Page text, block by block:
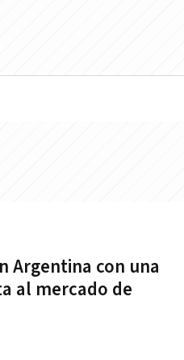
Argentina con una
al mercado de